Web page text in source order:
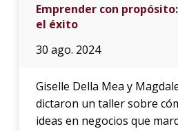
Emprender con
el éxito
30 ago. 2024
Giselle Della Mea y
dictaron un taller sobre
ideas en negocios que